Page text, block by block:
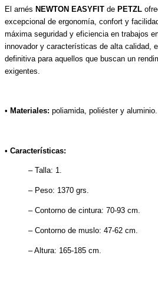
El arnés NEWTON EASYFIT de PETZL
excepcional de ergonomía, confort y
máxima seguridad y eficiencia en trabajos
innovador y características de alta calidad,
definitiva para aquellos que buscan un
exigentes.
• Materiales: poliamida, poliéster y aluminio.
• Características:
– Talla: 1.
– Peso: 1370 grs.
– Contorno de cintura: 70-93 cm.
– Contorno de muslo: 47-62 cm.
– Altura: 165-185 cm.